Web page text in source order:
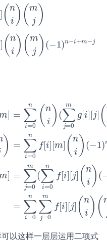
] ( n
i )(m
j )
] (n
i )(m
j ) (−1)n−i+m−j
( i) mj 则
]
)
]
= ∑
i=0
n (n
i ) (∑
j=0
m
g[i][j] (
= ∑
i=0
n
f[i] [m] (n
i ) (−1)
= ∑
j=0
m
(∑
i=0
n
f[i] [j] ( n
i) (
= ∑
i=0
n ∑
j=0
m
f[i][j] ( n
i )(
由二 式 j= 0
以这样一层层运用二项式